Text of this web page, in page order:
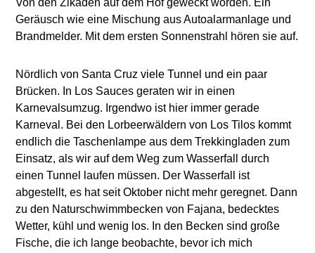
Von den Zikaden auf dem Hof geweckt worden. Ein
Geräusch wie eine Mischung aus Autoalarmanlage und
Brandmelder. Mit dem ersten Sonnenstrahl hören sie auf.
Nördlich von Santa Cruz viele Tunnel und ein paar
Brücken. In Los Sauces geraten wir in einen
Karnevalsumzug. Irgendwo ist hier immer gerade
Karneval. Bei den Lorbeerwäldern von Los Tilos kommt
endlich die Taschenlampe aus dem Trekkingladen zum
Einsatz, als wir auf dem Weg zum Wasserfall durch
einen Tunnel laufen müssen. Der Wasserfall ist
abgestellt, es hat seit Oktober nicht mehr geregnet. Dann
zu den Naturschwimmbecken von Fajana, bedecktes
Wetter, kühl und wenig los. In den Becken sind große
Fische, die ich lange beobachte, bevor ich mich